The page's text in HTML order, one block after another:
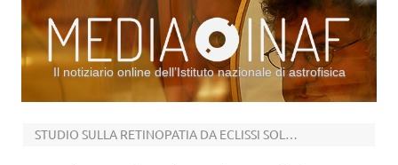
Il notiziario online dell’Istituto nazionale di astrofisica
STUDIO SULLA RETINOPATIA DA ECLISSI SOLARE